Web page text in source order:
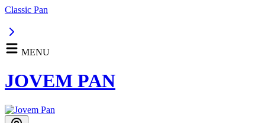
Classic Pan
MENU
JOVEM PAN